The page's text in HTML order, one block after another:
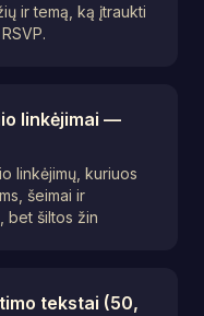
ir temą, ką įtraukti
linkėjimai —
linkėjimų, kuriuos
šeimai ir
bet šiltos žin
tekstai (50,